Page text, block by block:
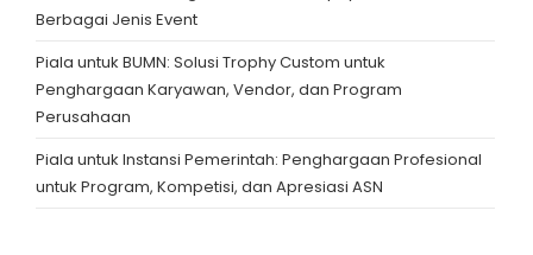
Berbagai Jenis Event
Piala untuk BUMN: Solusi Trophy Custom untuk
Penghargaan Karyawan, Vendor, dan Program
Perusahaan
Piala untuk Instansi Pemerintah: Penghargaan Profesional
untuk Program, Kompetisi, dan Apresiasi ASN